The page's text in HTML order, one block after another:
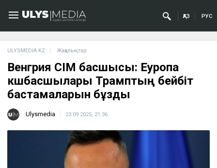
ҚАЗ РУС
ULYSMEDIA.KZ Жаңалықтар
Венгрия СІМ басшысы: Еуропа
көшбасшылары Трамптың бейбіт
бастамаларын бұзды
Ulysmedia 23.09.2025, 21:36